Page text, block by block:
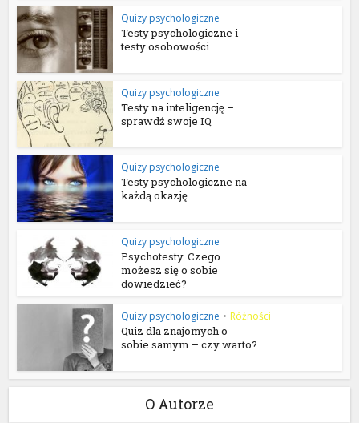
Quizy psychologiczne
Testy psychologiczne i
testy osobowości
Quizy psychologiczne
Testy na inteligencję –
sprawdź swoje IQ
Quizy psychologiczne
Testy psychologiczne na
każdą okazję
Quizy psychologiczne
Psychotesty. Czego
możesz się o sobie
dowiedzieć?
Quizy psychologiczne • Różności
Quiz dla znajomych o
sobie samym – czy warto?
O Autorze